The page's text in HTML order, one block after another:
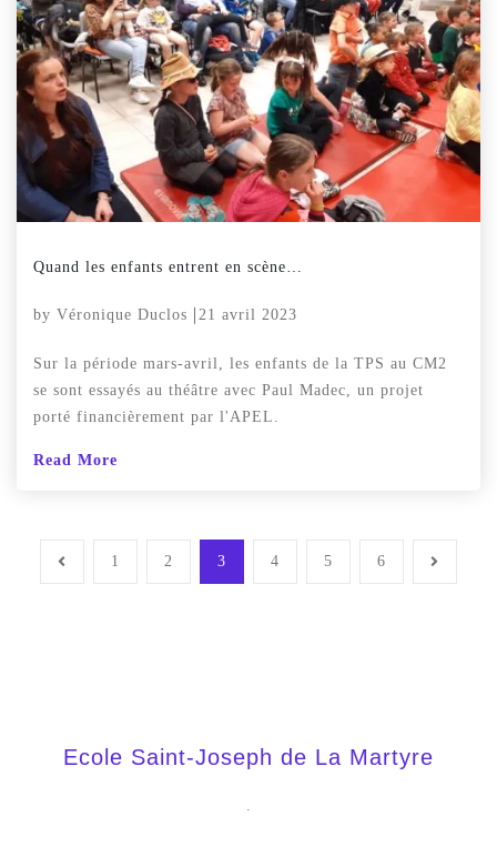
Quand les enfants entrent en scène…
by Véronique Duclos 21 avril 2023
Sur la période mars-avril, les enfants de la TPS au CM2
se sont essayés au théâtre avec Paul Madec, un projet
porté financièrement par l'APEL.
Read More
1 2 3 4 5 6
Ecole Saint-Joseph de La Martyre
.